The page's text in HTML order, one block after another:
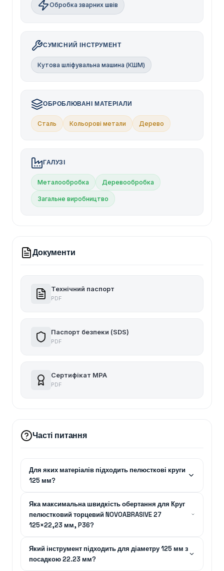
Обробка зварних швів
СУМІСНИЙ ІНСТРУМЕНТ
Кутова шліфувальна машина (КШМ)
ОБРОБЛЮВАНІ МАТЕРІАЛИ
Сталь Кольорові метали Дерево
ГАЛУЗІ
Металообробка Деревообробка
Загальне виробництво
Документи
Технічний паспорт
PDF
Паспорт безпеки (SDS)
PDF
Сертифікат MPA
PDF
Часті питання
Для яких матеріалів підходить пелюсткові круги
125 мм?
Яка максимальна швидкість обертання для Круг
пелюстковий торцевий NOVOABRASIVE 27
125×22,23 мм, P36?
Який інструмент підходить для діаметру 125 мм з
посадкою 22.23 мм?